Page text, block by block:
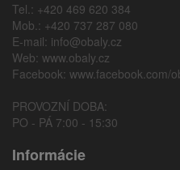
Tel.: +420 469 620 384
Mob.: +420 737 287 080
E-mail: info@obaly.cz
Web: www.obaly.cz
Facebook: www.facebook.com/
PROVOZNÍ DOBA:
PO - PÁ 7:00 - 15:30
Informácie